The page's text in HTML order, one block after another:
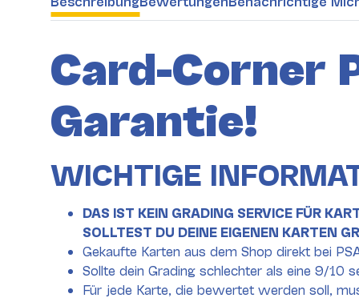
Card-Corner
Garantie!
WICHTIGE
DAS IST KEIN GRADING SERVICE FÜR
SOLLTEST DU DEINE EIGENEN KARTEN
Gekaufte Karten aus dem Shop direkt bei
Sollte dein Grading schlechter als eine 9/10
Für jede Karte, die bewertet werden soll,